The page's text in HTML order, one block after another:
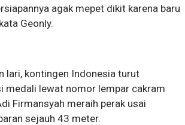
agak mepet dikit karena baru
Geonly.
lari, kontingen Indonesia turut
medali lewat nomor lempar cakram
Firmansyah meraih perak usai
sejauh 43 meter.